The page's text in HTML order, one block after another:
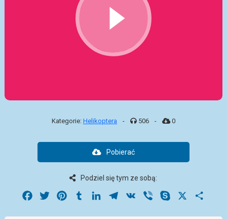
Kategorie: Helikoptera - 506 - 0
Pobierać
Podziel się tym ze sobą:
Facebook
Twitter PinterestTumblrLinkedInTelegram
VK Viber Skype